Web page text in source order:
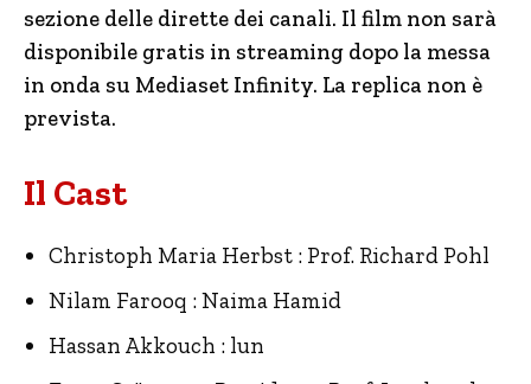
sezione delle dirette dei canali. Il film non sarà
disponibile gratis in streaming dopo la messa
in onda su Mediaset Infinity. La replica non è
prevista.
Il Cast
Christoph Maria Herbst : Prof. Richard Pohl
Nilam Farooq : Naima Hamid
Hassan Akkouch : lun